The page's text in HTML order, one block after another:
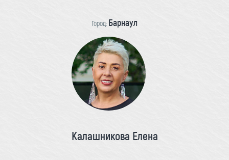
Город: Барнаул
Калашникова Елена